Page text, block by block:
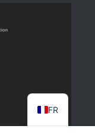
FR